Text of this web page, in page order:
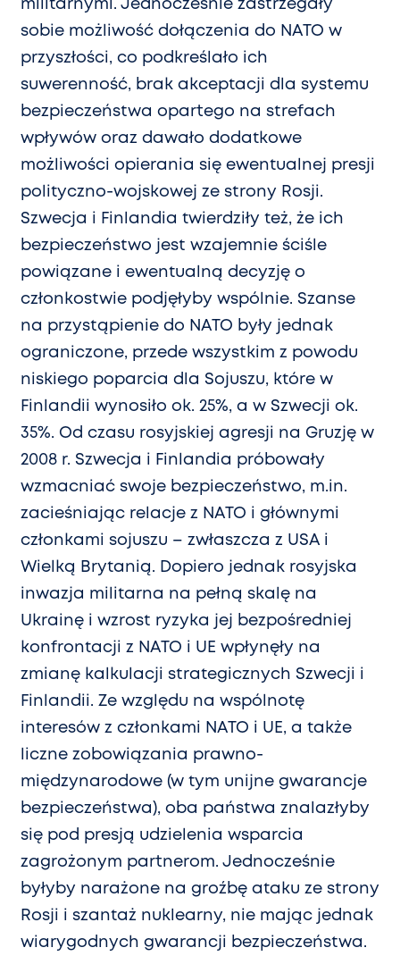
militarnymi. Jednocześnie zastrzegały
sobie możliwość dołączenia do NATO w
przyszłości, co podkreślało ich
suwerenność, brak akceptacji dla systemu
bezpieczeństwa opartego na strefach
wpływów oraz dawało dodatkowe
możliwości opierania się ewentualnej presji
polityczno-wojskowej ze strony Rosji.
Szwecja i Finlandia twierdziły też, że ich
bezpieczeństwo jest wzajemnie ściśle
powiązane i ewentualną decyzję o
członkostwie podjęłyby wspólnie. Szanse
na przystąpienie do NATO były jednak
ograniczone, przede wszystkim z powodu
niskiego poparcia dla Sojuszu, które w
Finlandii wynosiło ok. 25%, a w Szwecji ok.
35%. Od czasu rosyjskiej agresji na Gruzję w
2008 r. Szwecja i Finlandia próbowały
wzmacniać swoje bezpieczeństwo, m.in.
zacieśniając relacje z NATO i głównymi
członkami sojuszu – zwłaszcza z USA i
Wielką Brytanią. Dopiero jednak rosyjska
inwazja militarna na pełną skalę na
Ukrainę i wzrost ryzyka jej bezpośredniej
konfrontacji z NATO i UE wpłynęły na
zmianę kalkulacji strategicznych Szwecji i
Finlandii. Ze względu na wspólnotę
interesów z członkami NATO i UE, a także
liczne zobowiązania prawno-
międzynarodowe (w tym unijne gwarancje
bezpieczeństwa), oba państwa znalazłyby
się pod presją udzielenia wsparcia
zagrożonym partnerom. Jednocześnie
byłyby narażone na groźbę ataku ze strony
Rosji i szantaż nuklearny, nie mając jednak
wiarygodnych gwarancji bezpieczeństwa.